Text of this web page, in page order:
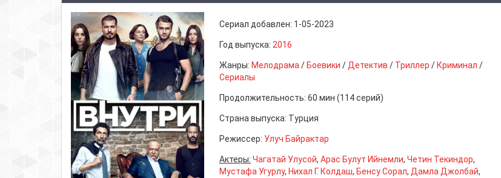
Сериал добавлен: 1-05-2023
Год выпуска: 2016
Жанры: Мелодрама / Боевики / Детектив / Триллер / Криминал /
Сериалы
Продолжительность: 60 мин (114 серий)
Страна выпуска: Турция
Режиссер: Улуч Байрактар
Актеры: Чагатай Улусой, Арас Булут Ийнемли, Четин Текиндор,
Мустафа Угурлу, Нихал Г. Колдаш, Бенсу Сорал, Дамла Джолбай,